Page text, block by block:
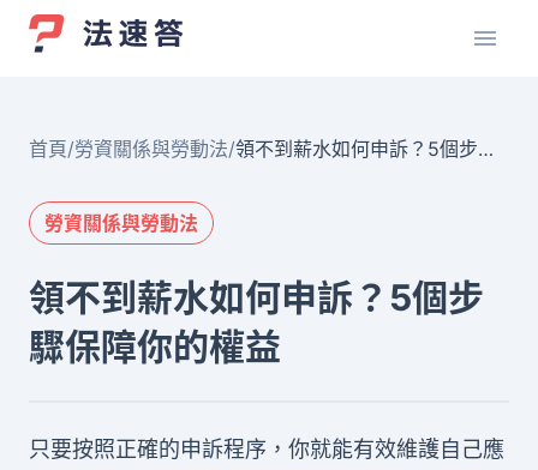
首頁/勞資關係與勞動法/領不到薪水如何申訴？5個步驟
勞資關係與勞動法
領不到薪水如何申訴？5個步
驟保障你的權益
只要按照正確的申訴程序，你就能有效維護自己應